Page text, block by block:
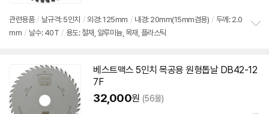
관련용품 / 날규격: 5인치 / 외경: 125mm / 내경: 20mm(15mm겸용) / 두께: 2.0
mm / 날수: 40T / 용도: 철재, 알루미늄, 목재, 플라스틱
치
베스트맥스 5인치 목공용 원형톱날DB42-12
7F
32,000원 (56몰)